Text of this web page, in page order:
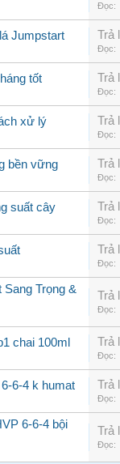
Đọc:
Jumpstart Trả
Đọc:
tốt Trả
Đọc:
xử lý Trả
Đọc:
bền vững Trả
Đọc:
suất cây Trả
Đọc:
Trả
Đọc:
Sang Trọng &
Trả
Đọc:
chai 100ml Trả
Đọc:
6-4 k humat Trả
Đọc:
6-6-4 bội
Trả
Đọc: